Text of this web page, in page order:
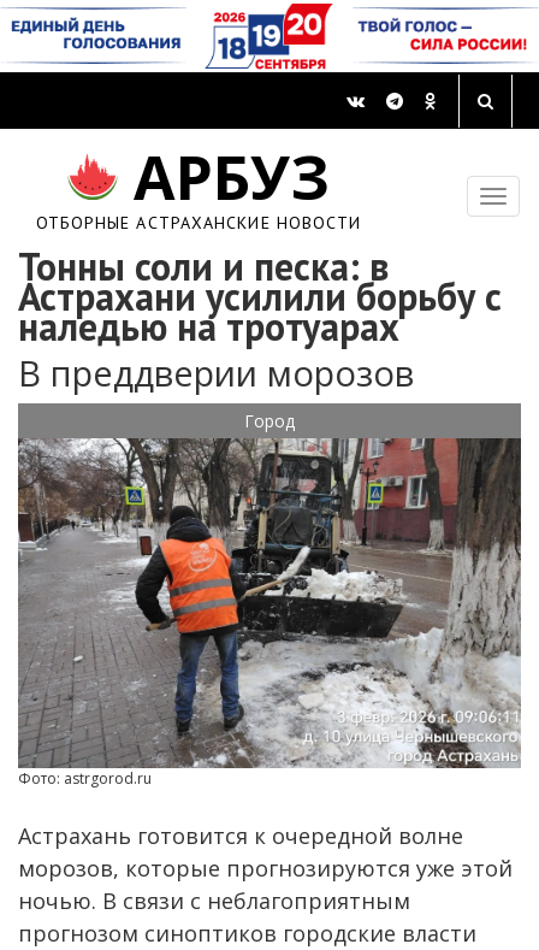
АРБУЗ
ОТБОРНЫЕ АСТРАХАНСКИЕ НОВОСТИ
Тонны соли и песка: в
Астрахани усилили борьбу с
наледью на тротуарах
В преддверии морозов
Город
Фото: astrgorod.ru
Астрахань готовится к очередной волне
морозов, которые прогнозируются уже этой
ночью. В связи с неблагоприятным
прогнозом синоптиков городские власти